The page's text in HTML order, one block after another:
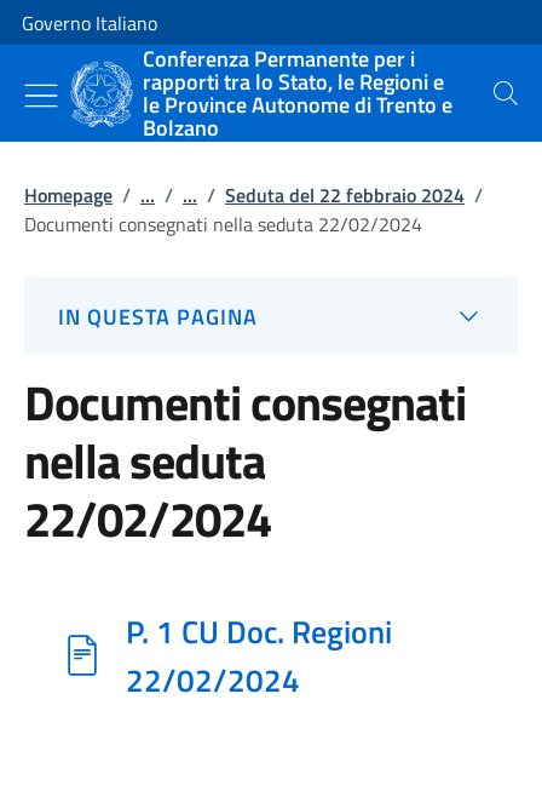
Vai al contenuto
Vai alla navigazione del sito
Governo Italiano
Conferenza Permanente per i
rapporti tra lo Stato, le Regioni e
le Province Autonome di Trento e
Bolzano
Cerca
Homepage / ... / ... / Seduta del 22 febbraio 2024 /
Documenti consegnati nella seduta 22/02/2024
IN QUESTA PAGINA
Documenti consegnati
nella seduta
22/02/2024
P. 1 CU Doc. Regioni
22/02/2024